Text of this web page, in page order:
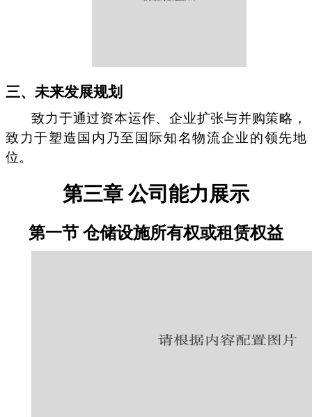
三、未来发展规划
致力于通过资本运作、企业扩张与并购策略，
致力于塑造国内乃至国际知名物流企业的领先地
位。
第三章 公司能力展示
第一节 仓储设施所有权或租赁权益